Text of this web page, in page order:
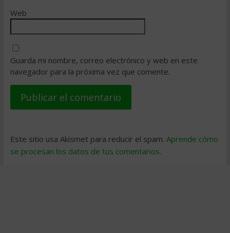
Web
Guarda mi nombre, correo electrónico y web en este
navegador para la próxima vez que comente.
Este sitio usa Akismet para reducir el spam. Aprende cómo
se procesan los datos de tus comentarios.